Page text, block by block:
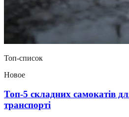
Топ-список
Новое
Топ-5 складних самокатів
транспорті